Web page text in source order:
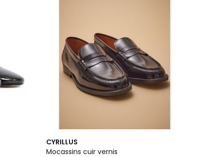
CYRILLUS
Mocassins cuir vernis
4
/
2
Couleurs